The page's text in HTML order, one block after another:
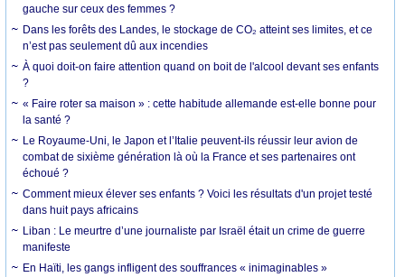
gauche sur ceux des femmes ?
Dans les forêts des Landes, le stockage de CO₂ atteint ses limites, et ce
n’est pas seulement dû aux incendies
À quoi doit-on faire attention quand on boit de l'alcool devant ses enfants
?
« Faire roter sa maison » : cette habitude allemande est-elle bonne pour
la santé ?
Le Royaume-Uni, le Japon et l’Italie peuvent-ils réussir leur avion de
combat de sixième génération là où la France et ses partenaires ont
échoué ?
Comment mieux élever ses enfants ? Voici les résultats d'un projet testé
dans huit pays africains
Liban : Le meurtre d’une journaliste par Israël était un crime de guerre
manifeste
En Haïti, les gangs infligent des souffrances « inimaginables »